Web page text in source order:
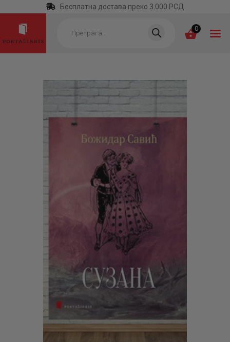
Бесплатна достава преко 3.000 РСД
search 0
ПОЧЕТНА
КАТЕГОРИЈЕ
НАЈПРОДАВАНИЈЕ
НОВЕ КЊИГЕ
ОТРГНУТО ОД
ЗАБОРАВА
АУТОРИ
АКТУЕЛНОСТИ
ЦЕНОВНИК
ПИСМО